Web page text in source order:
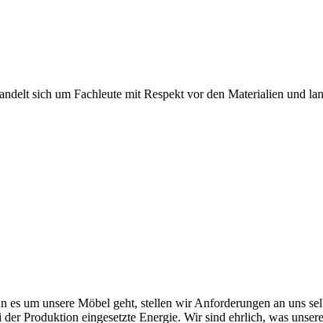
sich um Fachleute mit Respekt vor den Materialien und
um unsere Möbel geht, stellen wir Anforderungen an uns
Produktion eingesetzte Energie. Wir sind ehrlich, was